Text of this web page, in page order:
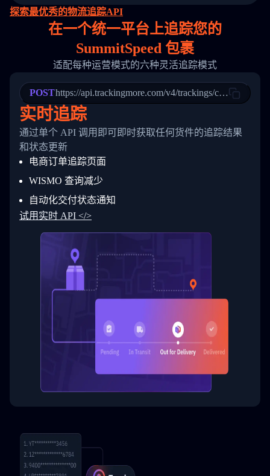
15
16
22
23
24
25
27
28
29
30
31
33
34
"destination_country": "United
        "itemTimeLength": 2,
        "weblink": "",
        "phone": null,
        "trackinfo": [
          {
            "Date": "2017-03-08 04: 22: 00",
"StatusDescription": "Departed
"Details": "Departed Facility
          },
          {
            "Date": "2017-03-06 15:28:00",
"StatusDescription": "Shipment
"Details": "BEIJING-
          }
        ]
      }
  }
}
探索最优秀的物流追踪API
在一个统一平台上追踪您的
SummitSpeed 包裹
适配每种运营模式的六种灵活追踪模式
POSThttps://api.trackingmore.com/v4/trackings/create
实时追踪
通过单个 API 调用即可即时获取任何货件的追踪结果
和状态更新
电商订单追踪页面
WISMO 查询减少
自动化交付状态通知
试用实时 API </>